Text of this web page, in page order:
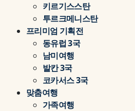
키르기스스탄
투르크메니스탄
프리미엄 기획전
동유럽 3국
남미여행
발칸 3국
코카서스 3국
맞춤여행
가족여행